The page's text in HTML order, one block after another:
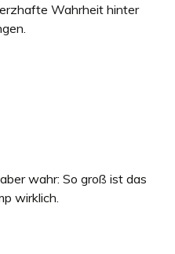
Wahrheit hinter
wahr: So groß ist das
wirklich.